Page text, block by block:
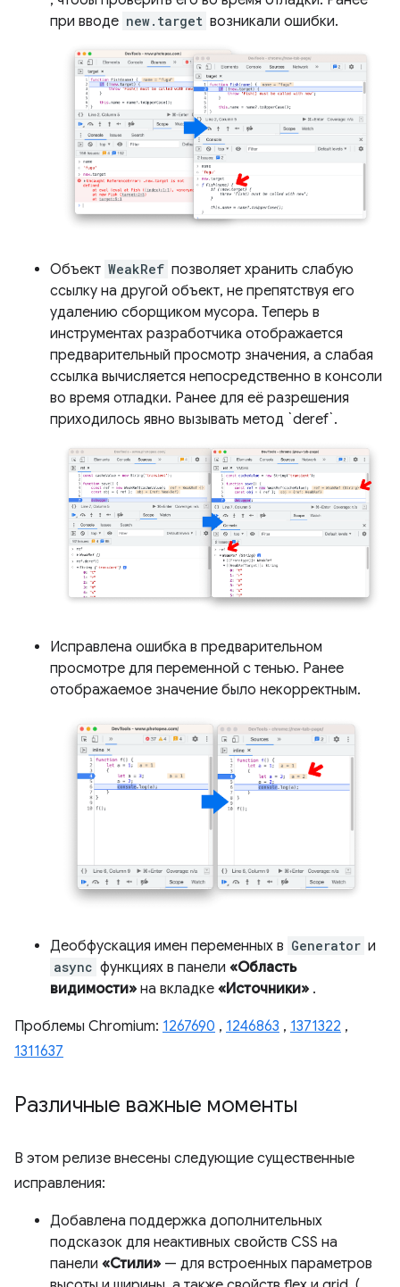
при вводе new.target возникали ошибки.
Объект WeakRef позволяет хранить слабую
ссылку на другой объект, не препятствуя его
удалению сборщиком мусора. Теперь в
инструментах разработчика отображается
предварительный просмотр значения, а слабая
ссылка вычисляется непосредственно в консоли
во время отладки. Ранее для её разрешения
приходилось явно вызывать метод `deref`.
Исправлена ​​ошибка в предварительном
просмотре для переменной с тенью. Ранее
отображаемое значение было некорректным.
Деобфускация имен переменных в Generator и
async функциях в панели «Область
видимости» на вкладке «Источники» .
Проблемы Chromium: 1267690 , 1246863 , 1371322 ,
1311637
Различные важные моменты
В этом релизе внесены следующие существенные
исправления:
Добавлена ​​поддержка дополнительных
подсказок для неактивных свойств CSS на
панели «Стили» — для встроенных параметров